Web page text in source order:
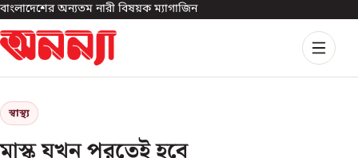
বাংলাদেশের অন্যতম নারী বিষয়ক ম্যাগাজিন
স্বাস্থ্য